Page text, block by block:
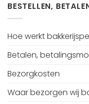
BESTELLEN,
Hoe werkt
Betalen,
Bezorgkosten
Waar bezorgen wij